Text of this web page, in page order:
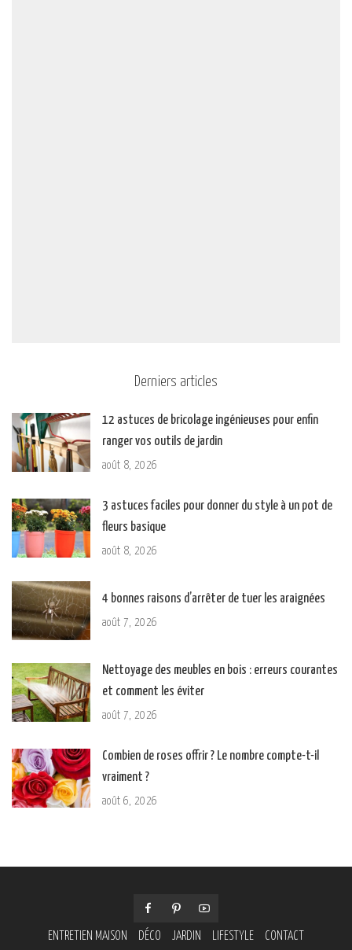
Derniers articles
12 astuces de bricolage ingénieuses pour enfin
ranger vos outils de jardin
août 8, 2026
3 astuces faciles pour donner du style à un pot de
fleurs basique
août 8, 2026
4 bonnes raisons d’arrêter de tuer les araignées
août 7, 2026
Nettoyage des meubles en bois : erreurs courantes
et comment les éviter
août 7, 2026
Combien de roses offrir ? Le nombre compte-t-il
vraiment ?
août 6, 2026
ENTRETIEN MAISON DÉCO JARDIN LIFESTYLE CONTACT